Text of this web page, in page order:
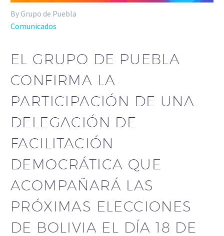
By Grupo de Puebla
Comunicados
EL GRUPO DE PUEBLA
CONFIRMA LA
PARTICIPACIÓN DE UNA
DELEGACIÓN DE
FACILITACIÓN
DEMOCRÁTICA QUE
ACOMPAÑARÁ LAS
PRÓXIMAS ELECCIONES
DE BOLIVIA EL DÍA 18 DE